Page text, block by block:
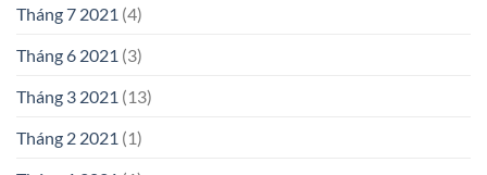
Tháng 7 2021 (4)
Tháng 6 2021 (3)
Tháng 3 2021 (13)
Tháng 2 2021 (1)